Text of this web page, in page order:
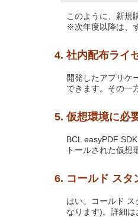
このように、新規
※次年度以降は、
4. 社内配布ライ
開発したアプリケ
できます。その一
5. 仮想環境に必
BCL easyPDF
トールされた仮想
6. コールド スタ
はい。コールド
なります)。詳細は